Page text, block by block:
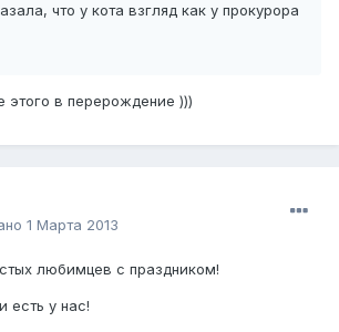
что у кота взгляд как у прокурора
этого в перерождение )))
1 Марта 2013
любимцев с праздником!
есть у нас!